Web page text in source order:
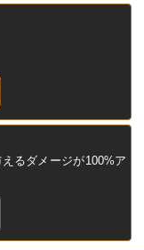
るダメージが100%ア